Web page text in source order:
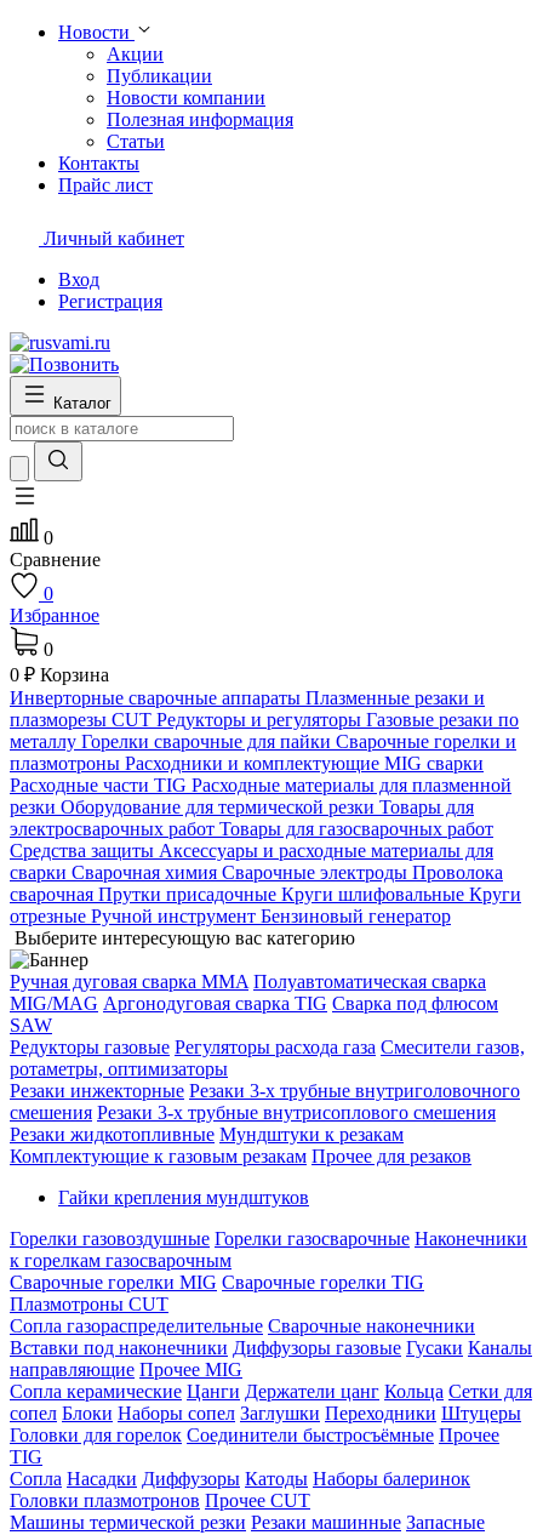
Новости
Акции
Публикации
Новости компании
Полезная информация
Статьи
Контакты
Прайс лист
Личный кабинет
Вход
Регистрация
Каталог
0
Сравнение
0
Избранное
0
0 ₽ Корзина
Инверторные сварочные аппараты Плазменные резаки и
плазморезы CUT Редукторы и регуляторы Газовые резаки по
металлу Горелки сварочные для пайки Сварочные горелки и
плазмотроны Расходники и комплектующие MIG сварки
Расходные части TIG Расходные материалы для плазменной
резки Оборудование для термической резки Товары для
электросварочных работ Товары для газосварочных работ
Средства защиты Аксессуары и расходные материалы для
сварки Сварочная химия Сварочные электроды Проволока
сварочная Прутки присадочные Круги шлифовальные Круги
отрезные Ручной инструмент Бензиновый генератор
Выберите интересующую вас категорию
Ручная дуговая сварка MMA Полуавтоматическая сварка
MIG/MAG Аргонодуговая сварка TIG Сварка под флюсом
SAW
Редукторы газовые Регуляторы расхода газа Смесители газов,
ротаметры, оптимизаторы
Резаки инжекторные Резаки 3-х трубные внутриголовочного
смешения Резаки 3-х трубные внутрисоплового смешения
Резаки жидкотопливные Мундштуки к резакам
Комплектующие к газовым резакам Прочее для резаков
Гайки крепления мундштуков
Горелки газовоздушные Горелки газосварочные Наконечники
к горелкам газосварочным
Сварочные горелки MIG Сварочные горелки TIG
Плазмотроны CUT
Сопла газораспределительные Сварочные наконечники
Вставки под наконечники Диффузоры газовые Гусаки Каналы
направляющие Прочее MIG
Сопла керамические Цанги Держатели цанг Кольца Сетки для
сопел Блоки Наборы сопел Заглушки Переходники Штуцеры
Головки для горелок Соединители быстросъёмные Прочее
TIG
Сопла Насадки Диффузоры Катоды Наборы балеринок
Головки плазмотронов Прочее CUT
Машины термической резки Резаки машинные Запасные